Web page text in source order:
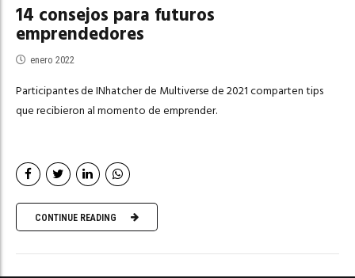
14 consejos para futuros
emprendedores
enero 2022
Participantes de INhatcher de Multiverse de 2021 comparten tips
que recibieron al momento de emprender.
CONTINUE READING